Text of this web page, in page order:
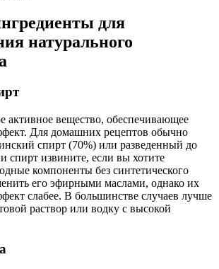
для
натурального
активное вещество, обеспечивающее
Для домашних рецептов обычно
спирт (70%) или разведенный до
спирт извините, если вы хотите
компоненты без синтетического
его эфирными маслами, однако их
слабее. В большинстве случаев лучше
раствор или водку с высокой